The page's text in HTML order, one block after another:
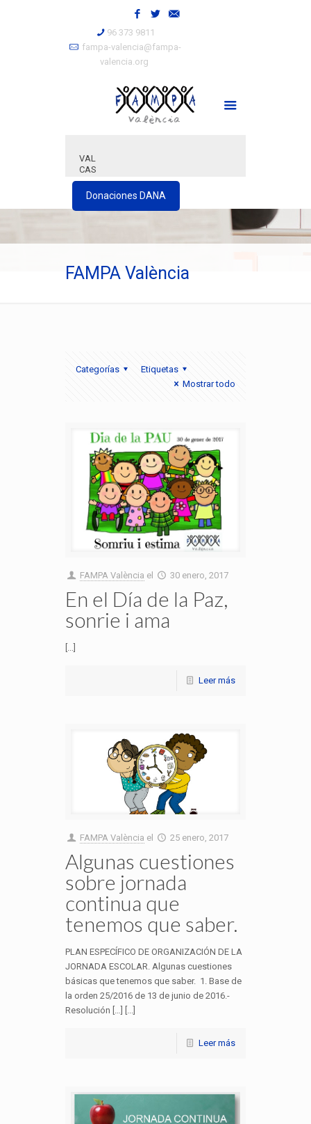
96 373 9811
fampa-valencia@fampa-
valencia.org
VAL
CAS
Donaciones DANA
FAMPA València
Categorías
Etiquetas
Mostrar todo
FAMPA València el 30 enero, 2017
En el Día de la Paz,
sonrie i ama
Leer más
FAMPA València el 25 enero, 2017
Algunas cuestiones
sobre jornada
continua que
tenemos que saber.
PLAN ESPECÍFICO DE ORGANIZACIÓN DE LA
JORNADA ESCOLAR. Algunas cuestiones
básicas que tenemos que saber. 1. Base de
la orden 25/2016 de 13 de junio de 2016.-
Resolución […] [...]
Leer más